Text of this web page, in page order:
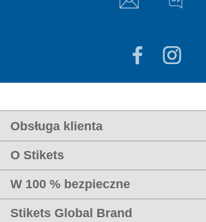
Obsługa klienta
O Stikets
W 100 % bezpieczne
Stikets Global Brand